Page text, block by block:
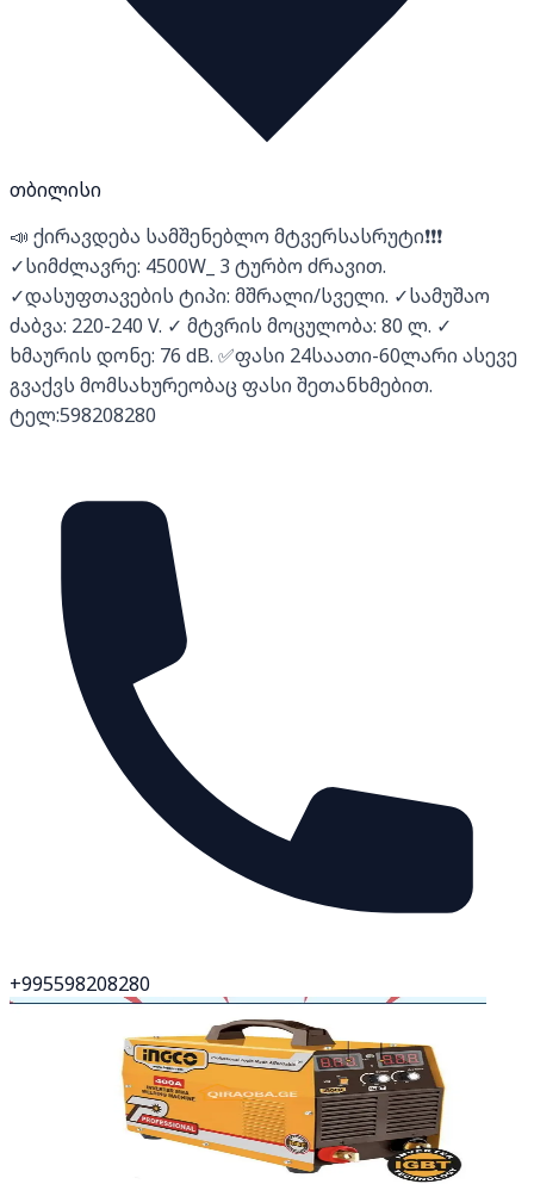
თბილისი
📣 ქირავდება სამშენებლო მტვერსასრუტი❗❗❗
✓სიმძლავრე: 4500W_ 3 ტურბო ძრავით.
✓დასუფთავების ტიპი: მშრალი/სველი. ✓სამუშაო
ძაბვა: 220-240 V. ✓ მტვრის მოცულობა: 80 ლ. ✓
ხმაურის დონე: 76 dB. ✅ფასი 24საათი-60ლარი ასევე
გვაქვს მომსახურეობაც ფასი შეთანხმებით.
ტელ:598208280
+995598208280